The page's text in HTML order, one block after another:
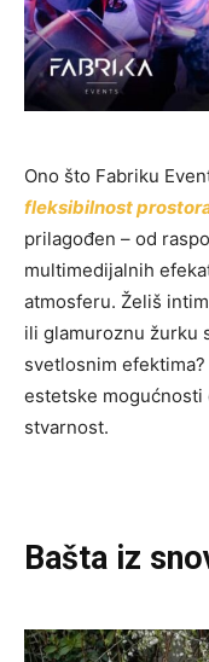
Ono što Fabriku
fleksibilnost
prilagođen – od
multimedijalnih
atmosferu. Želiš
ili glamuroznu žurku
svetlosnim
estetske
stvarnost.
Bašta iz